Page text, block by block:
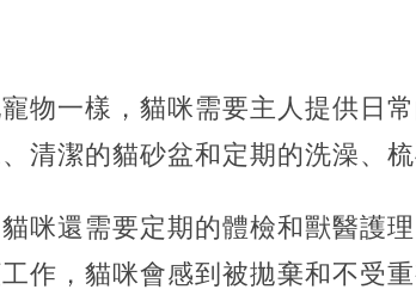
物一樣，貓咪需要主人提供日
清潔的貓砂盆和定期的洗澡、
咪還需要定期的體檢和獸醫護
作，貓咪會感到被拋棄和不受重